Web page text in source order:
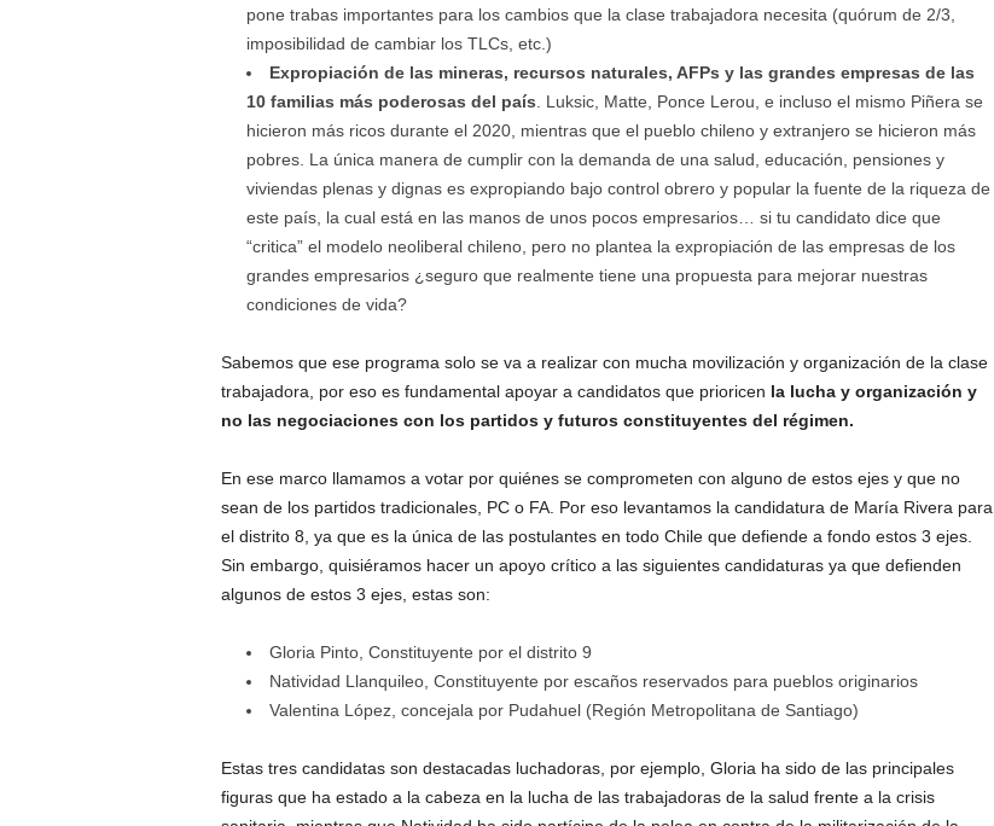
pone trabas importantes para los cambios que la clase trabajadora necesita (quórum de 2/3,
imposibilidad de cambiar los TLCs, etc.)
Expropiación de las mineras, recursos naturales, AFPs y las grandes empresas de las
10 familias más poderosas del país. Luksic, Matte, Ponce Lerou, e incluso el mismo Piñera se
hicieron más ricos durante el 2020, mientras que el pueblo chileno y extranjero se hicieron más
pobres. La única manera de cumplir con la demanda de una salud, educación, pensiones y
viviendas plenas y dignas es expropiando bajo control obrero y popular la fuente de la riqueza de
este país, la cual está en las manos de unos pocos empresarios… si tu candidato dice que
“critica” el modelo neoliberal chileno, pero no plantea la expropiación de las empresas de los
grandes empresarios ¿seguro que realmente tiene una propuesta para mejorar nuestras
condiciones de vida?
Sabemos que ese programa solo se va a realizar con mucha movilización y organización de la clase
trabajadora, por eso es fundamental apoyar a candidatos que prioricen la lucha y organización y
no las negociaciones con los partidos y futuros constituyentes del régimen.
En ese marco llamamos a votar por quiénes se comprometen con alguno de estos ejes y que no
sean de los partidos tradicionales, PC o FA. Por eso levantamos la candidatura de María Rivera para
el distrito 8, ya que es la única de las postulantes en todo Chile que defiende a fondo estos 3 ejes.
Sin embargo, quisiéramos hacer un apoyo crítico a las siguientes candidaturas ya que defienden
algunos de estos 3 ejes, estas son:
Gloria Pinto, Constituyente por el distrito 9
Natividad Llanquileo, Constituyente por escaños reservados para pueblos originarios
Valentina López, concejala por Pudahuel (Región Metropolitana de Santiago)
Estas tres candidatas son destacadas luchadoras, por ejemplo, Gloria ha sido de las principales
figuras que ha estado a la cabeza en la lucha de las trabajadoras de la salud frente a la crisis